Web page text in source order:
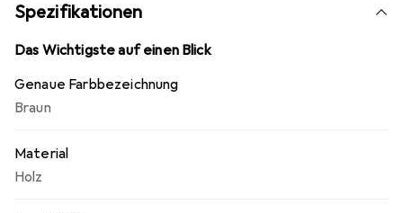
Spezifikationen
Das Wichtigste auf einen Blick
Genaue Farbbezeichnung
Braun
Material
Holz